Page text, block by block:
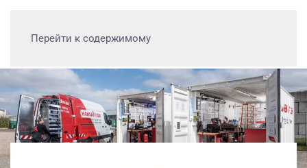
Перейти к содержимому